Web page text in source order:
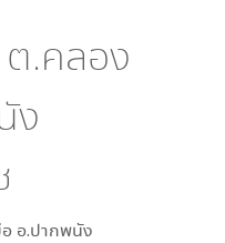
ต.คลอง
ง
อ.ปากพนัง